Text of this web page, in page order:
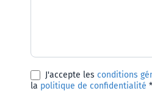
J'accepte les conditions
la politique de confidentialité *